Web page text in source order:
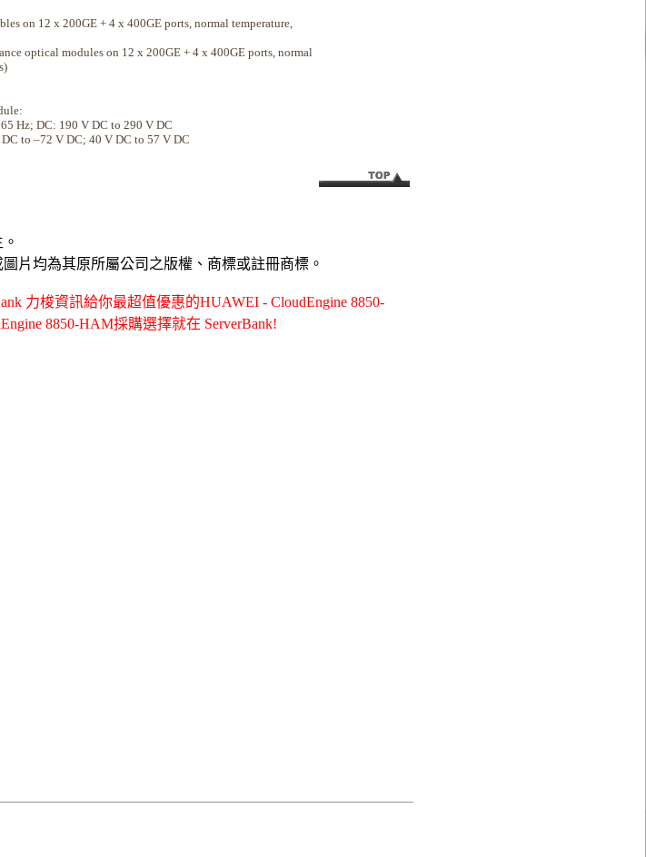
on 12 x 200GE + 4 x 400GE ports, normal temperature,
optical modules on 12 x 200GE + 4 x 400GE ports, normal
Hz; DC: 190 V DC to 290 V DC
to –72 V DC; 40 V DC to 57 V DC
片均為其原所屬公司之版權、商標或註冊商標。
力梭資訊給你最超值優惠的HUAWEI - CloudEngine 8850-
8850-HAM採購選擇就在 ServerBank!